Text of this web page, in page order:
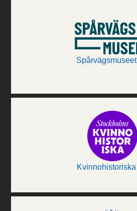
Spårvägsmuseet
Kvinnohistoriska